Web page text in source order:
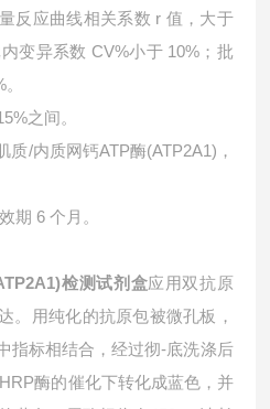
反应曲线相关系数 r 值，大于
变异系数 CV%小于 10%；批
之间。
/内质网钙ATP酶(ATP2A1)，
期 6 个月。
检测试剂盒应用双抗原
。用纯化的抗原包被微孔板，
指标相结合，经过彻-底洗涤后
酶的催化下转化成蓝色，并